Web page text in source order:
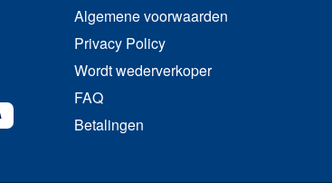
Algemene voorwaarden
Privacy Policy
Wordt wederverkoper
FAQ
Betalingen